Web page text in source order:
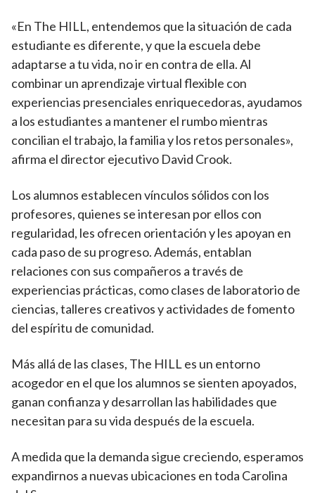
«En The HILL, entendemos que la situación de cada
estudiante es diferente, y que la escuela debe
adaptarse a tu vida, no ir en contra de ella. Al
combinar un aprendizaje virtual flexible con
experiencias presenciales enriquecedoras, ayudamos
a los estudiantes a mantener el rumbo mientras
concilian el trabajo, la familia y los retos personales»,
afirma el director ejecutivo David Crook.
Los alumnos establecen vínculos sólidos con los
profesores, quienes se interesan por ellos con
regularidad, les ofrecen orientación y les apoyan en
cada paso de su progreso. Además, entablan
relaciones con sus compañeros a través de
experiencias prácticas, como clases de laboratorio de
ciencias, talleres creativos y actividades de fomento
del espíritu de comunidad.
Más allá de las clases, The HILL es un entorno
acogedor en el que los alumnos se sienten apoyados,
ganan confianza y desarrollan las habilidades que
necesitan para su vida después de la escuela.
A medida que la demanda sigue creciendo, esperamos
expandirnos a nuevas ubicaciones en toda Carolina